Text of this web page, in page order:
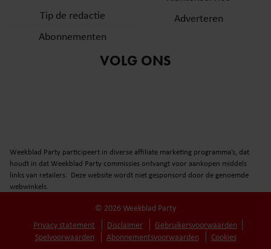
Tip de redactie
Abonnementen
Adverteren
VOLG ONS
Weekblad Party participeert in diverse affiliate marketing programma’s, dat
houdt in dat Weekblad Party commissies ontvangt voor aankopen middels
links van retailers. Deze website wordt niet gesponsord door de genoemde
webwinkels.
© 2026 Weekblad Party
Privacy statement
Disclaimer
Gebruikersvoorwaarden
Spelvoorwaarden
Abonnementsvoorwaarden
Cookies